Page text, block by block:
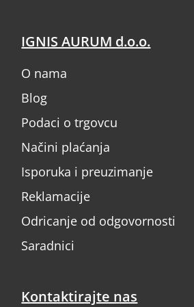
IGNIS AURUM d.o.o.
O nama
Blog
Podaci o trgovcu
Načini plaćanja
Isporuka i preuzimanje
Reklamacije
Odricanje od odgovornosti
Saradnici
Kontaktirajte nas